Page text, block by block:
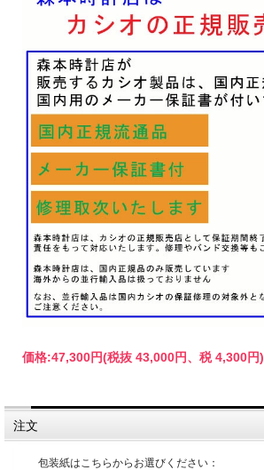
価格:47,300円(税抜 43,000円、税 4,300円)
注文
包装紙はこちらからお選びください：